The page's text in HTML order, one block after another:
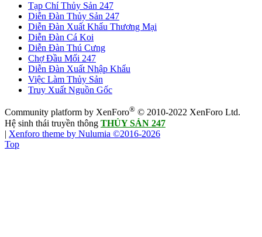
Tạp Chí Thủy Sản 247
Diễn Đàn Thủy Sản 247
Diễn Đàn Xuất Khẩu Thương Mại
Diễn Đàn Cá Koi
Diễn Đàn Thú Cưng
Chợ Đầu Mối 247
Diễn Đàn Xuất Nhập Khẩu
Việc Làm Thủy Sản
Truy Xuất Nguồn Gốc
Community platform by XenForo® © 2010-2022 XenForo Ltd.
Hệ sinh thái truyền thông THỦY SẢN 247
| Xenforo theme by Nulumia ©2016-2026
Top